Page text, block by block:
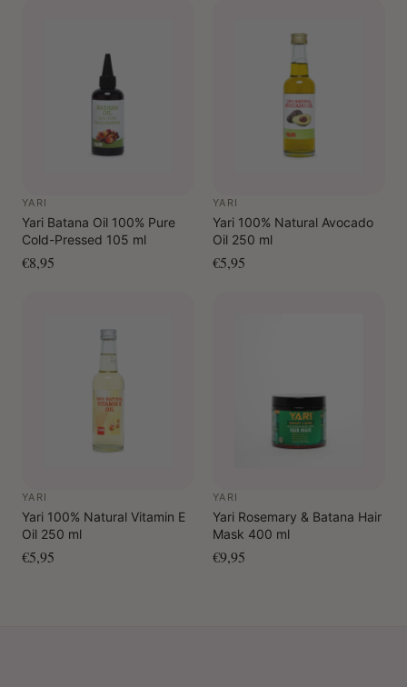
YARI
Yari Batana Oil 100% Pure
Cold-Pressed 105 ml
€8,95
YARI
Yari 100% Natural Avocado
Oil 250 ml
€5,95
YARI
Yari 100% Natural Vitamin E
Oil 250 ml
€5,95
YARI
Yari Rosemary & Batana Hair
Mask 400 ml
€9,95